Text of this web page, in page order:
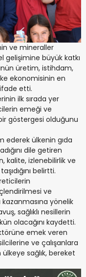
ve mineraller
gelişimine büyük katkı
üretim, istihdam,
ekonomisinin en
etti.
ilk sırada yer
emeği ve
göstergesi olduğunu
ederek ülkenin gıda
dile getiren
kalite, izlenebilirlik ve
belirtti.
ve
kazanmasına yönelik
sağlıklı nesillerin
olacağını kaydetti.
emek veren
ve çalışanlara
ülkeye sağlık, bereket